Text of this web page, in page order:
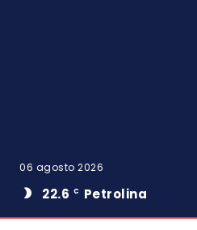
06 agosto 2026
22.6 C Petrolina